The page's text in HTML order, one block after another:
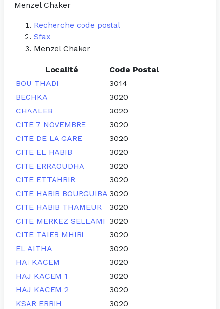
Menzel Chaker
Recherche code postal
Sfax
Menzel Chaker
Localité
Code Postal
BOU THADI
3014
BECHKA
3020
CHAALEB
3020
CITE 7 NOVEMBRE
3020
CITE DE LA GARE
3020
CITE EL HABIB
3020
CITE ERRAOUDHA
3020
CITE ETTAHRIR
3020
CITE HABIB BOURGUIBA 3020
CITE HABIB THAMEUR
3020
CITE MERKEZ SELLAMI 3020
CITE TAIEB MHIRI
3020
EL AITHA
3020
HAI KACEM
3020
HAJ KACEM 1
3020
HAJ KACEM 2
3020
KSAR ERRIH
3020